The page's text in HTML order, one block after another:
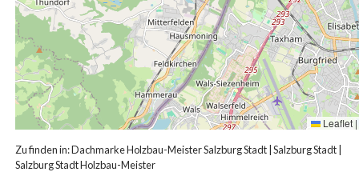
Leaflet |
Zu finden in:Dachmarke Holzbau-Meister Salzburg Stadt Salzburg Stadt
Salzburg Stadt Holzbau-Meister